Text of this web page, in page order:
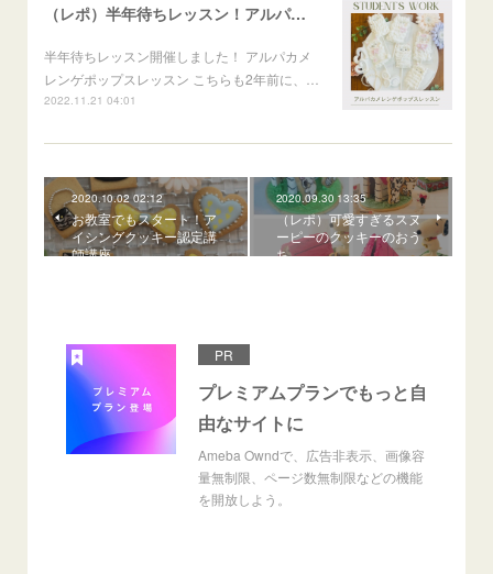
（レポ）半年待ちレッスン！アルパカメレンゲポップス
半年待ちレッスン開催しました！ アルパカメ
レンゲポップスレッスン こちらも2年前に、…
2022.11.21 04:01
2020.10.02 02:12
お教室でもスタート！ア
イシングクッキー認定講
師講座
2020.09.30 13:35
（レポ）可愛すぎるスヌ
ーピーのクッキーのおう
ち
PR
プレミアムプランでもっと自
由なサイトに
Ameba Owndで、広告非表示、画像容
量無制限、ページ数無制限などの機能
を開放しよう。